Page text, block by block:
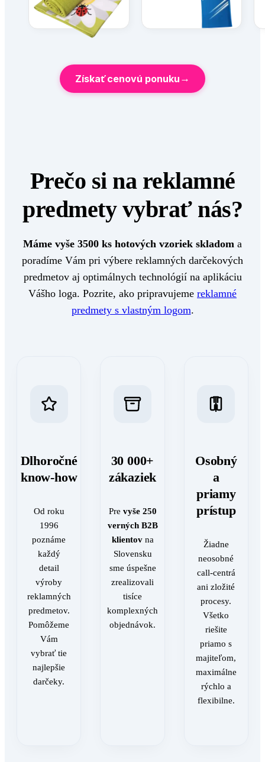
Získať cenovú ponuku →
Prečo si na reklamné
predmetyvybrať nás?
Máme vyše 3500 ks hotových vzoriek skladom a
poradíme Vám pri výbere reklamných darčekových
predmetov aj optimálnych technológií na aplikáciu
Vášho loga. Pozrite, ako pripravujeme reklamné
predmety s vlastným logom.
Dlhoročné
know-how
Od roku
1996
poznáme
každý
detail
výroby
reklamných
predmetov.
Pomôžeme
Vám
vybrať tie
najlepšie
darčeky.
30 000+
zákaziek
Pre vyše 250
verných B2B
klientovna
Slovensku
sme úspešne
zrealizovali
tisíce
komplexných
objednávok.
Osobný
a
priamy
prístup
Žiadne
neosobné
call-centrá
ani zložité
procesy.
Všetko
riešite
priamo s
majiteľom,
maximálne
rýchlo a
flexibilne.